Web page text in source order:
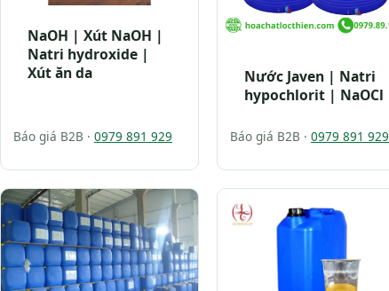
NaOH | Xút NaOH |
Natri hydroxide |
Xút ăn da
Báo giá B2B · 0979 891 929
Nước Javen | Natri
hypochlorit | NaOCl
Báo giá B2B · 0979 891 929